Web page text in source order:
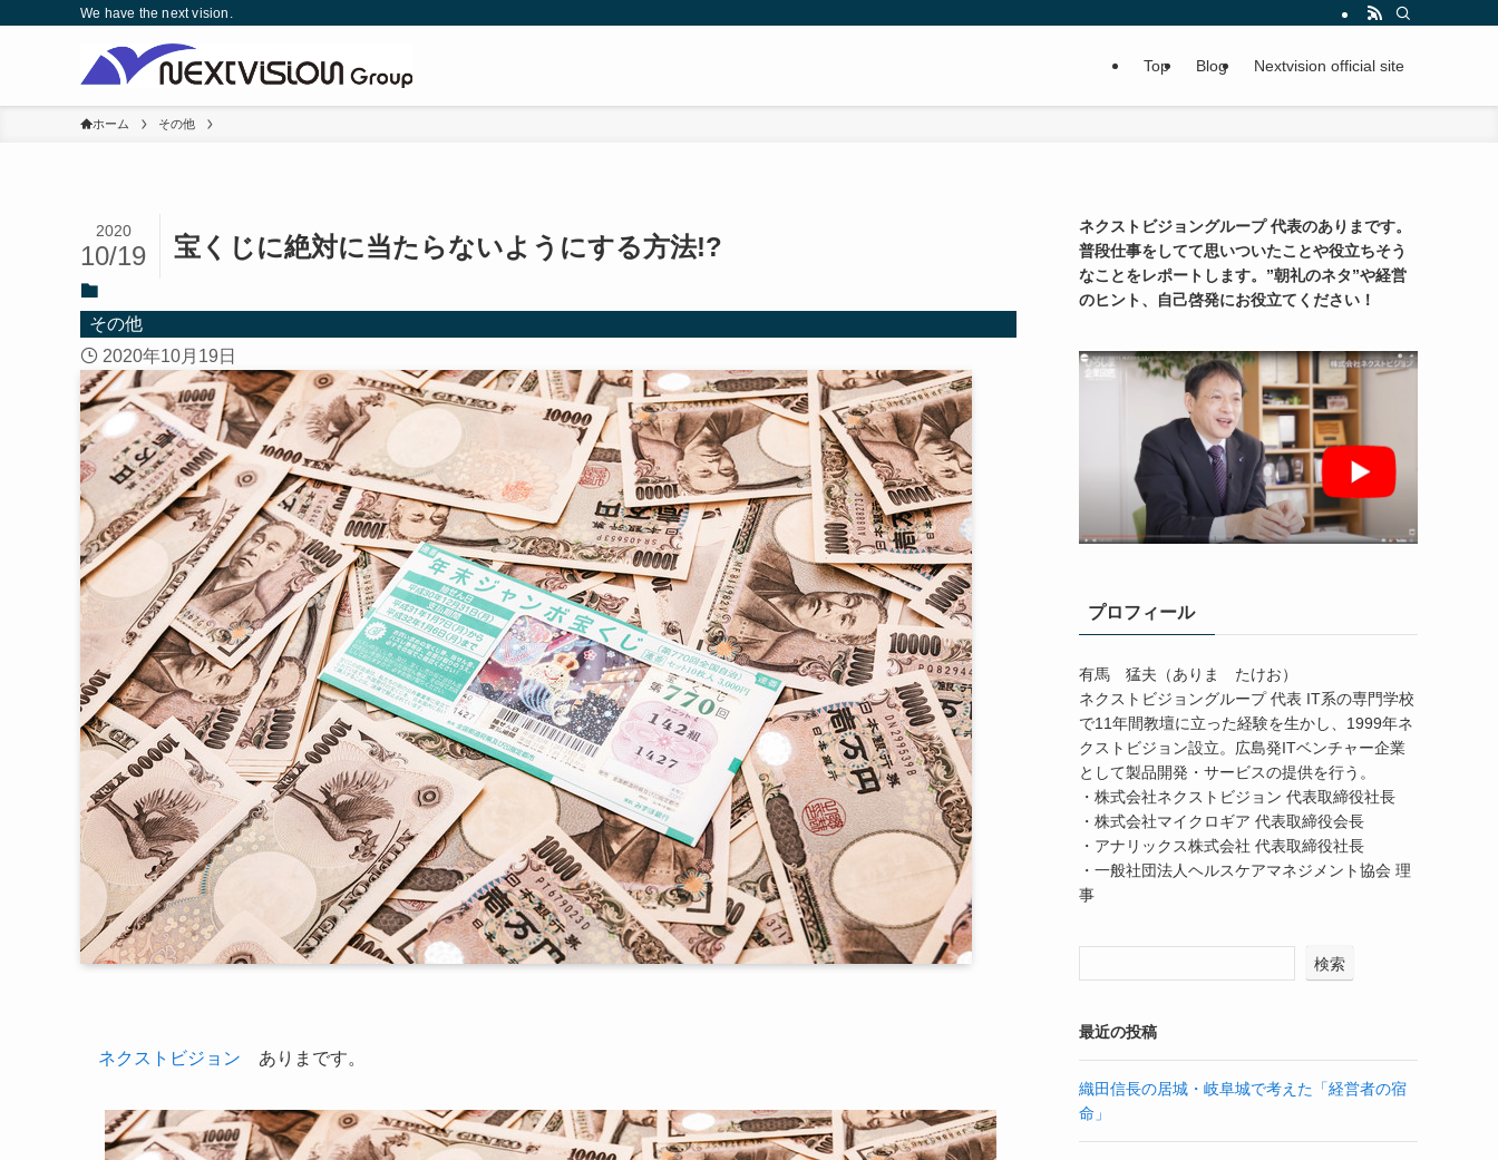
We have the next vision.
Top Blog Nextvision official site
ホーム その他
宝くじに絶対に当たらないようにする方法!?
2020
10/19
その他
2020年10月19日
ネクストビジョン ありまです。
ネクストビジョングループ 代表のありまです。
普段仕事をしてて思いついたことや役立ちそう
なことをレポートします。”朝礼のネタ”や経営
のヒント、自己啓発にお役立てください！
プロフィール
有馬 猛夫（ありま たけお）
ネクストビジョングループ 代表 IT系の専門学校
で11年間教壇に立った経験を生かし、1999年ネ
クストビジョン設立。広島発ITベンチャー企業
として製品開発・サービスの提供を行う。
・株式会社ネクストビジョン 代表取締役社長
・株式会社マイクロギア 代表取締役会長
・アナリックス株式会社 代表取締役社長
・一般社団法人ヘルスケアマネジメント協会 理
事
検索
最近の投稿
織田信長の居城・岐阜城で考えた「経営者の宿
命」